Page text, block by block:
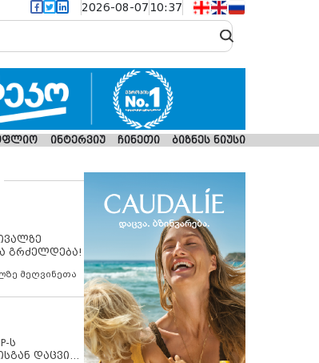
2026-08-07 10:37
ინტერვიუ ჩინეთი ბიზნეს ნიუსი
გრძელდება!
მეღვინეთა
ს
დაცვის